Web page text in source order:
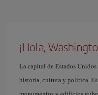
¡Hola,
La capital de Estados
historia, cultura y política.